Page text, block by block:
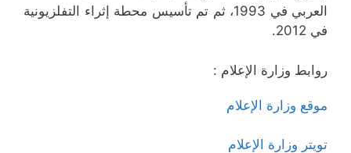
العربي في 1993، ثم تم تأسيس محطة إثراء التفلزيونية
في 2012.
روابط وزارة الإعلام :
موقع وزارة الإعلام
تويتر وزارة الإعلام